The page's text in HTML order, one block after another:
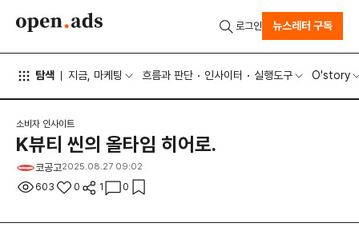
탐색 지금, 마케팅 흐름과 판단 인사이터 실행도구 O'story
로그인 뉴스레터 구독
소비자 인사이트
K뷰티 씬의 올타임 히어로.
코공고2025.08.27 09:02
603 0 1 0